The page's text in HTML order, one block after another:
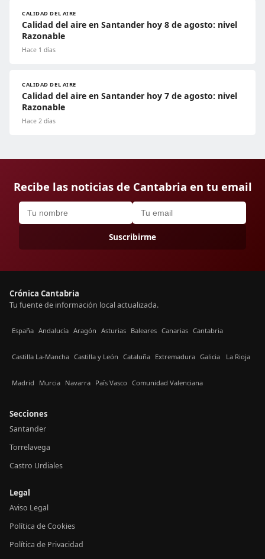
CALIDAD DEL AIRE
Calidad del aire en Santander hoy 8 de agosto: nivel
Razonable
Hace 1 días
CALIDAD DEL AIRE
Calidad del aire en Santander hoy 7 de agosto: nivel
Razonable
Hace 2 días
Recibe las noticias de Cantabria en tu email
Suscribirme
Crónica Cantabria
Tu fuente de información local actualizada.
España Andalucía Aragón Asturias Baleares Canarias Cantabria
Castilla La-Mancha Castilla y León Cataluña Extremadura Galicia La Rioja
Madrid Murcia Navarra País Vasco Comunidad Valenciana
Secciones
Santander
Torrelavega
Castro Urdiales
Legal
Aviso Legal
Política de Cookies
Política de Privacidad